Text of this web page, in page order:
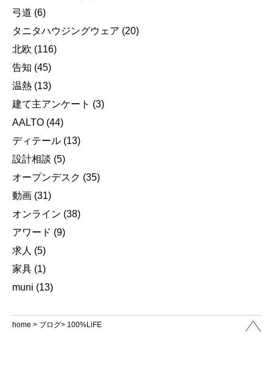
弓道 (6)
タニタハウジングウェア (20)
北欧 (116)
告知 (45)
温熱 (13)
建て主アンケート (3)
AALTO (44)
ディテール (13)
設計相談 (5)
オープンデスク (35)
動画 (31)
オンライン (38)
アワード (9)
求人 (5)
家具 (1)
muni (13)
home > ブログ> 100%LiFE